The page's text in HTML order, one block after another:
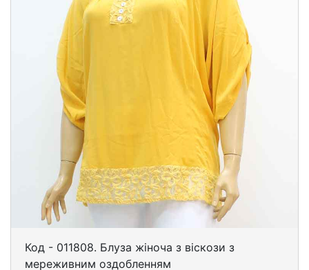
Код - 011808. Блуза жіноча з віскози з
мереживним оздобленням